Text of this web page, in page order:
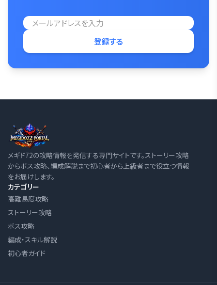
登録する
メギド72の攻略情報を発信する専門サイトです。ストーリー攻略
からボス攻略、編成解説まで初心者から上級者まで役立つ情報
をお届けします。
カテゴリー
高難易度攻略
ストーリー攻略
ボス攻略
編成・スキル解説
初心者ガイド